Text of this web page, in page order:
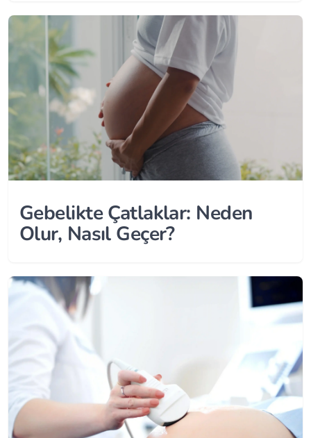
Gebelikte Çatlaklar: Neden
Olur, Nasıl Geçer?